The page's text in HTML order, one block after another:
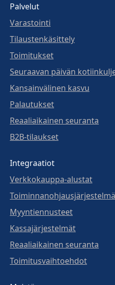
Palvelut
Varastointi
Tilaustenkäsittely
Toimitukset
Seuraavan päivän
Kansainvälinen kasvu
Palautukset
Reaaliaikainen seuranta
B2B-tilaukset
Integraatiot
Verkkokauppa-alustat
Myyntiennusteet
Kassajärjestelmät
Reaaliaikainen seuranta
Toimitusvaihtoehdot